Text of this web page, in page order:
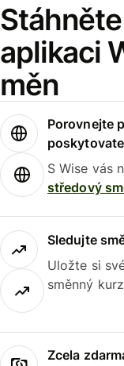
aplikaci
měn
Porovnejte
S Wise vás
středový
Sledujte
Uložte si
směnný
Zcela